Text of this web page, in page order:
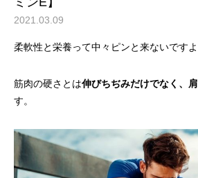
2021.03.09
柔軟性と栄養って中々ピンと来ないですよ
筋肉の硬さとは伸びちぢみだけでなく、
す。